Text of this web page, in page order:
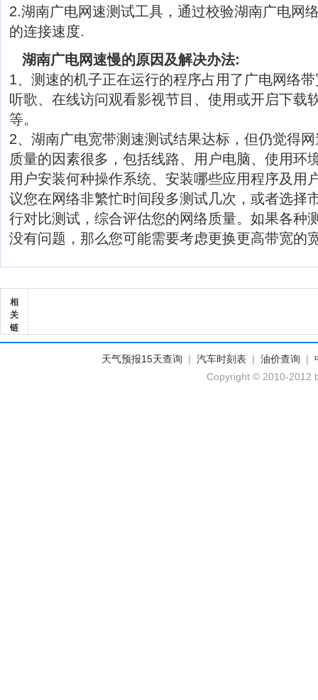
2.湖南广电网速测试工具，通过校验湖南广电网
的连接速度.
湖南广电网速慢的原因及解决办法:
1、测速的机子正在运行的程序占用了广电网络
听歌、在线访问观看影视节目、使用或开启下载
等。
2、湖南广电宽带测速测试结果达标，但仍觉得
质量的因素很多，包括线路、用户电脑、使用环
用户安装何种操作系统、安装哪些应用程序及用
议您在网络非繁忙时间段多测试几次，或者选择
行对比测试，综合评估您的网络质量。如果各种
没有问题，那么您可能需要考虑更换更高带宽的
相
关
链
天气预报15天查询 | 汽车时刻表 | 油价查询 |
Copyright © 2010-2012